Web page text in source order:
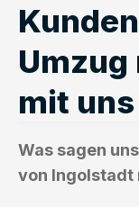
Umzug
mit uns
Was sagen
von Ingolstadt